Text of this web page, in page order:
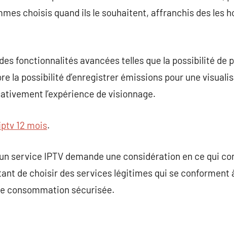
choisis quand ils le souhaitent, affranchis des les
des fonctionnalités avancées telles que la possibilité de
la possibilité d’enregistrer émissions pour une
l’expérience de visionnage.
12 mois.
service IPTV demande une considération en ce qui
de choisir des services légitimes qui se conforment
consommation sécurisée.